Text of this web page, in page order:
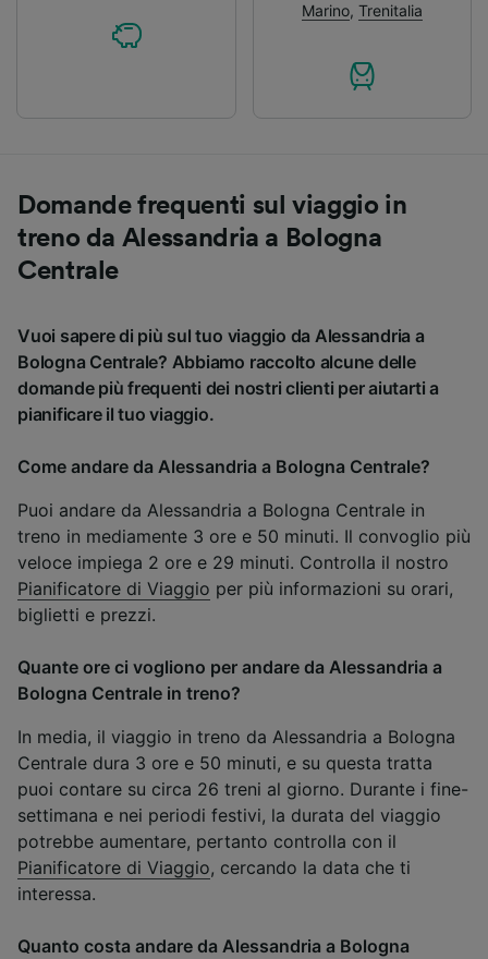
Marino, Trenitalia
Domande frequenti sul viaggio in
treno da Alessandria a Bologna
Centrale
Vuoi sapere di più sul tuo viaggio da Alessandria a
Bologna Centrale? Abbiamo raccolto alcune delle
domande più frequenti dei nostri clienti per aiutarti a
pianificare il tuo viaggio.
Come andare da Alessandria a Bologna Centrale?
Puoi andare da Alessandria a Bologna Centrale in
treno in mediamente 3 ore e 50 minuti. Il convoglio più
veloce impiega 2 ore e 29 minuti. Controlla il nostro
Pianificatore di Viaggio per più informazioni su orari,
biglietti e prezzi.
Quante ore ci vogliono per andare da Alessandria a
Bologna Centrale in treno?
In media, il viaggio in treno da Alessandria a Bologna
Centrale dura 3 ore e 50 minuti, e su questa tratta
puoi contare su circa 26 treni al giorno. Durante i fine-
settimana e nei periodi festivi, la durata del viaggio
potrebbe aumentare, pertanto controlla con il
Pianificatore di Viaggio, cercando la data che ti
interessa.
Quanto costa andare da Alessandria a Bologna